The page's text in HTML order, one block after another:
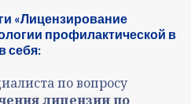
«Лицензирование
профилактической в
себя:
по вопросу
лицензии по